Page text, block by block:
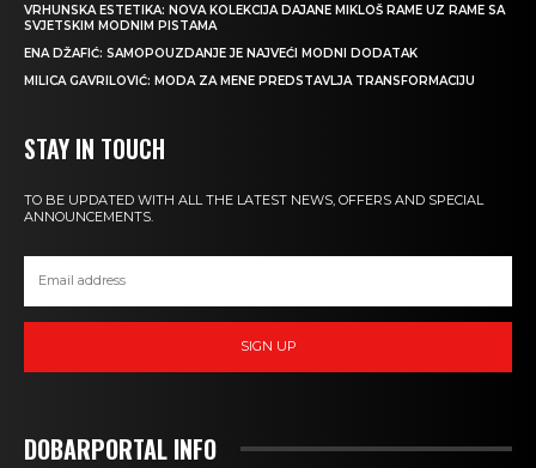
VRHUNSKA ESTETIKA: NOVA KOLEKCIJA DAJANE MIKLOŠ RAME UZ RAME SA
SVJETSKIM MODNIM PISTAMA
ENA DŽAFIĆ: SAMOPOUZDANJE JE NAJVEĆI MODNI DODATAK
MILICA GAVRILOVIĆ: MODA ZA MENE PREDSTAVLJA TRANSFORMACIJU
STAY IN TOUCH
TO BE UPDATED WITH ALL THE LATEST NEWS, OFFERS AND SPECIAL
ANNOUNCEMENTS.
SIGN UP
DOBARPORTAL INFO